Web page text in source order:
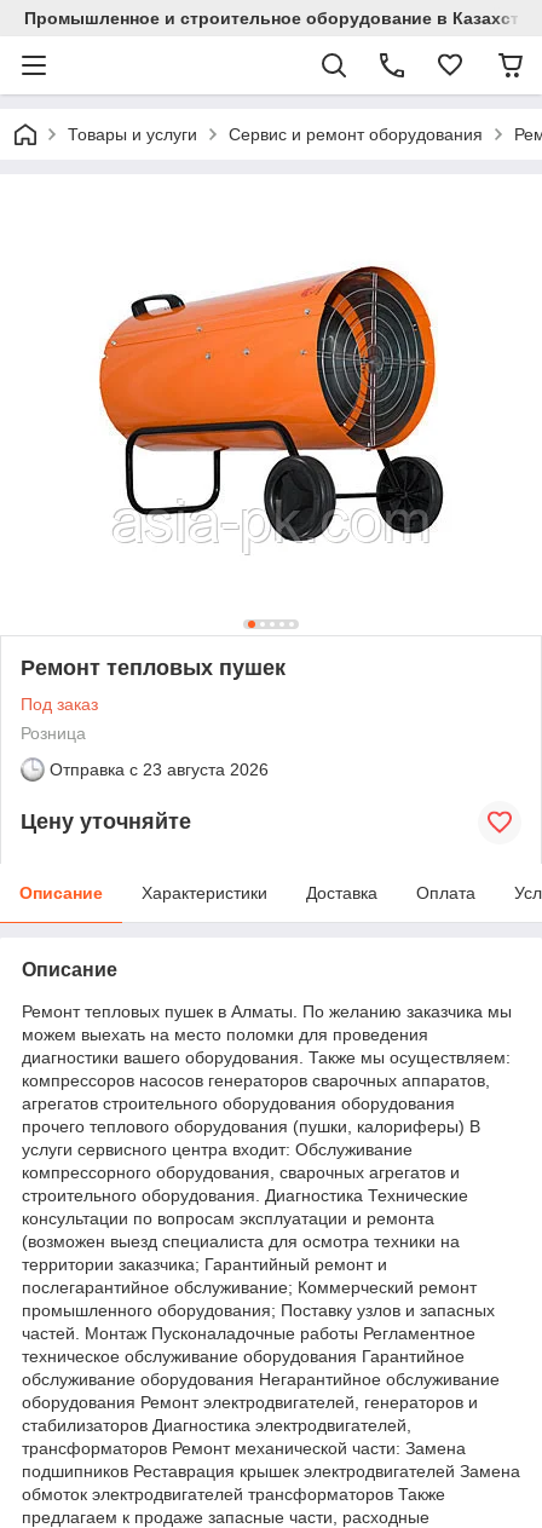
Промышленное и строительное оборудование в
Товары и услуги Сервис и ремонт оборудования
Ремонт тепловых пушек
Под заказ
Розница
Отправка с 23 августа 2026
Цену уточняйте
Описание Характеристики Доставка Оплата
Описание
Ремонт тепловых пушек в Алматы. По желанию заказчика мы
можем выехать на место поломки для проведения
диагностики вашего оборудования. Также мы осуществляем:
компрессоров насосов генераторов сварочных аппаратов,
агрегатов строительного оборудования оборудования
прочего теплового оборудования (пушки, калориферы) В
услуги сервисного центра входит: Обслуживание
компрессорного оборудования, сварочных агрегатов и
строительного оборудования. Диагностика Технические
консультации по вопросам эксплуатации и ремонта
(возможен выезд специалиста для осмотра техники на
территории заказчика; Гарантийный ремонт и
послегарантийное обслуживание; Коммерческий ремонт
промышленного оборудования; Поставку узлов и запасных
частей. Монтаж Пусконаладочные работы Регламентное
техническое обслуживание оборудования Гарантийное
обслуживание оборудования Негарантийное обслуживание
оборудования Ремонт электродвигателей, генераторов и
стабилизаторов Диагностика электродвигателей,
трансформаторов Ремонт механической части: Замена
подшипников Реставрация крышек электродвигателей Замена
обмоток электродвигателей трансформаторов Также
предлагаем к продаже запасные части, расходные